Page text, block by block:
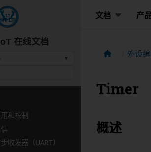
在线文档
▾
和控制
收发器（UART）
文档 产品
外设
Timer
概述